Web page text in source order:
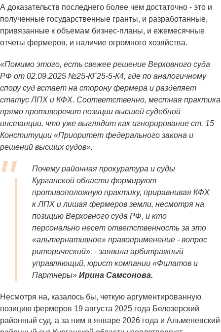
А доказательств последнего более чем достаточно - это и
полученные государственные гранты, и разработанные,
привязанные к объемам бизнес-планы, и ежемесячные
отчеты фермеров, и наличие огромного хозяйства.
«Помимо этого, есть свежее решение Верховного суда
РФ от 02.09.2025 №25-КГ25-5-К4, где по аналогичному
спору суд встает на сторону фермера и разделяет
статус ЛПХ и КФХ. Соответственно, местная практика
прямо противоречит позиции высшей судебной
инстанции, что уже выглядит как игнорирование ст. 15
Конституции «Приоритет федерального закона и
решений высших судов».
Почему районная прокуратура и суды
Курганской области формируют
противоположную практику, приравнивая КФХ
к ЛПХ и лишая фермеров земли, несмотря на
позицию Верховного суда РФ, и кто
персонально несет ответственность за это
«альтернативное» правоприменение - вопрос
риторический», - заявила арбитражный
управляющий, юрист компании «Филатов и
Партнеры» Ирина Самсонова.
Несмотря на, казалось бы, четкую аргументированную
позицию фермеров 19 августа 2025 года Белозерский
районный суд, а за ним в январе 2026 года и Альменевский